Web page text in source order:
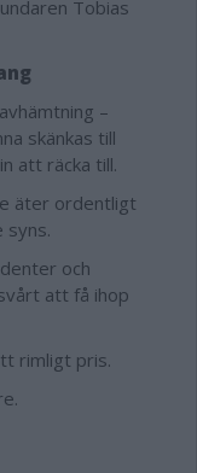
Tobias
–
skänkas till
att räcka till.
äter ordentligt
syns.
och
att få ihop
rimligt pris.